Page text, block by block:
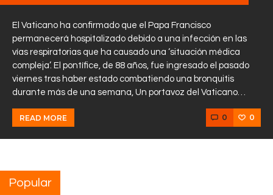
Descarga La APP
Programas
Noticias
Equipo
Sobre Nosotros
El Vaticano ha confirmado que el Papa Francisco
permanecerá hospitalizado debido a una infección en las
vías respiratorias que ha causado una ‘situación médica
compleja’. El pontífice, de 88 años, fue ingresado el pasado
viernes tras haber estado combatiendo una bronquitis
durante más de una semana, Un portavoz del Vaticano…
READ MORE 0 0
Popular